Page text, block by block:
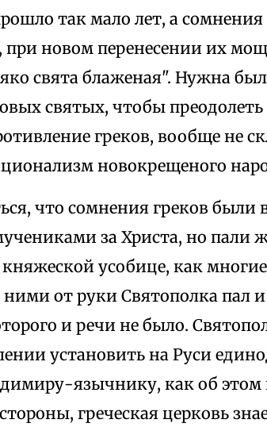
так мало лет, а
при новом перенесении их
свята блаженая". Нужна
святых, чтобы преодолеть
греков, вообще не
новокрещеного
что сомнения греков были
за Христа, но пали
усобице, как
от руки Святополка пал и
и речи не было.
установить на Руси
язычнику, как об этом
греческая церковь